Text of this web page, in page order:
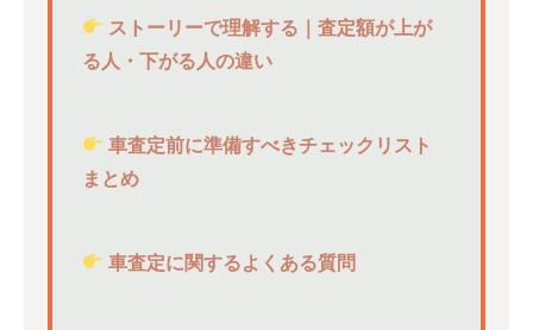
ストーリーで理解する｜査定額が上が
る人・下がる人の違い
車査定前に準備すべきチェックリスト
まとめ
車査定に関するよくある質問